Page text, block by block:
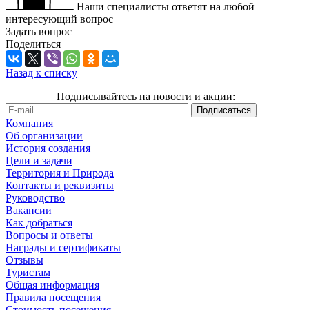
Наши специалисты ответят на любой
интересующий вопрос
Задать вопрос
Поделиться
Назад к списку
Подписывайтесь на новости и акции:
Компания
Об организации
История создания
Цели и задачи
Территория и Природа
Контакты и реквизиты
Руководство
Вакансии
Как добраться
Вопросы и ответы
Награды и сертификаты
Отзывы
Туристам
Общая информация
Правила посещения